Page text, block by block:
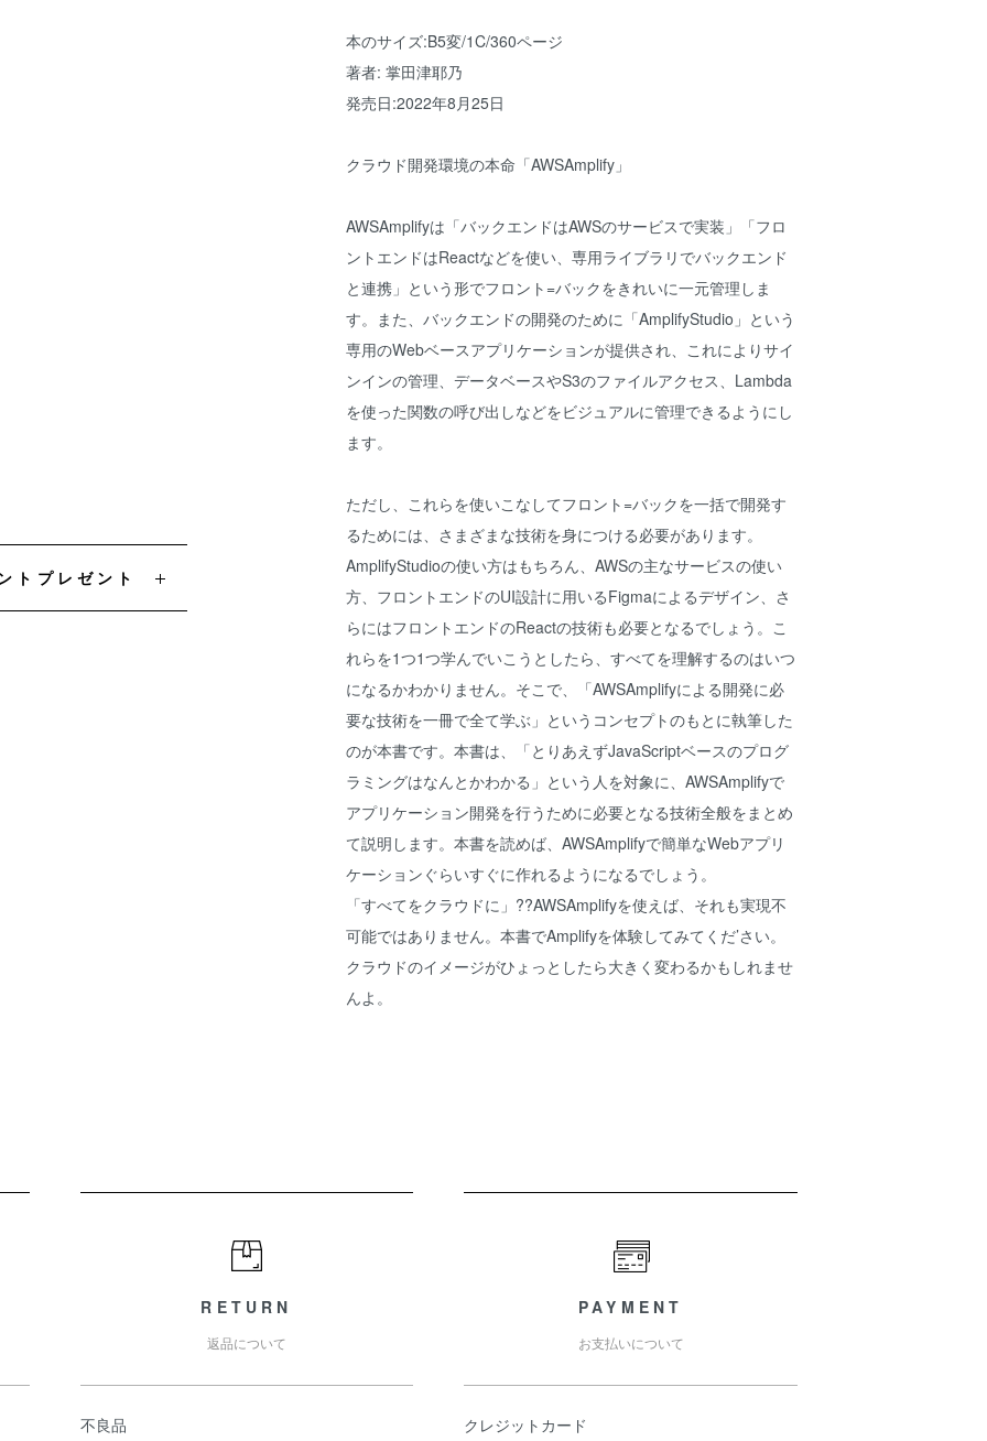
本のサイズ:B5変/1C/360ページ
著者: 掌田津耶乃
発売日:2022年8月25日
クラウド開発環境の本命「AWSAmplify」
AWSAmplifyは「バックエンドはAWSのサービスで実装」「フロ
ントエンドはReactなどを使い、専用ライブラリでバックエンド
と連携」という形でフロント=バックをきれいに一元管理しま
す。また、バックエンドの開発のために「AmplifyStudio」という
専用のWebベースアプリケーションが提供され、これによりサイ
ンインの管理、データベースやS3のファイルアクセス、Lambda
を使った関数の呼び出しなどをビジュアルに管理できるようにし
ます。
ただし、これらを使いこなしてフロント=バックを一括で開発す
るためには、さまざまな技術を身につける必要があります。
AmplifyStudioの使い方はもちろん、AWSの主なサービスの使い
方、フロントエンドのUI設計に用いるFigmaによるデザイン、さ
らにはフロントエンドのReactの技術も必要となるでしょう。こ
れらを1つ1つ学んでいこうとしたら、すべてを理解するのはいつ
になるかわかりません。そこで、「AWSAmplifyによる開発に必
要な技術を一冊で全て学ぶ」というコンセプトのもとに執筆した
のが本書です。本書は、「とりあえずJavaScriptベースのプログ
ラミングはなんとかわかる」という人を対象に、AWSAmplifyで
アプリケーション開発を行うために必要となる技術全般をまとめ
て説明します。本書を読めば、AWSAmplifyで簡単なWebアプリ
ケーションぐらいすぐに作れるようになるでしょう。
「すべてをクラウドに」??AWSAmplifyを使えば、それも実現不
可能ではありません。本書でAmplifyを体験してみてくだ’さい。
クラウドのイメージがひょっとしたら大きく変わるかもしれませ
んよ。
トプレゼント
RETURN
返品について
不良品
PAYMENT
お支払いについて
クレジットカード